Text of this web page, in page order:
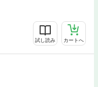
試し読み カートへ